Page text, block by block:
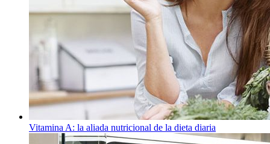
Vitamina A: la aliada nutricional de la dieta diaria